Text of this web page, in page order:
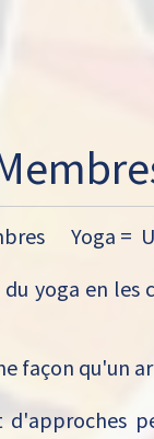
Yoga =
yoga en
façon qu'un